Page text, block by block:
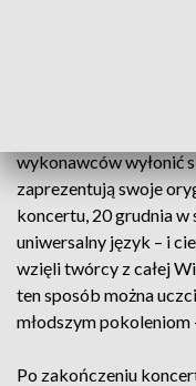
wykonawców wyłonić
zaprezentują swoje
koncertu, 20 grudnia
uniwersalny język – i
wzięli twórcy z całej
ten sposób można
młodszym
Po zakończeniu